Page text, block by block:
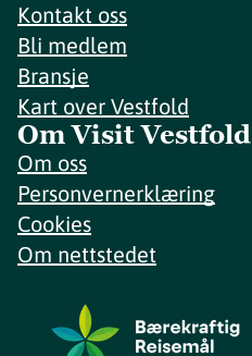
Kontakt oss
Bli medlem
Bransje
Kart over Vestfold
Om Visit Vestfold
Om oss
Personvernerklæring
Cookies
Om nettstedet